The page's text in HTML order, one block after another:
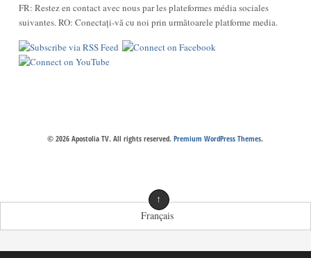
FR: Restez en contact avec nous par les plateformes média sociales
suivantes. RO: Conectați-vă cu noi prin următoarele platforme media.
© 2026 Apostolia TV. All rights reserved.Premium WordPress Themes.
↑
Français